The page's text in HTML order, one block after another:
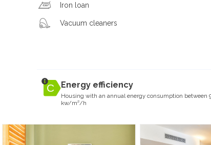
Iron loan
Vacuum cleaners
Energy efficiency
Housing with an annual energy consumption between
kw/m²/h